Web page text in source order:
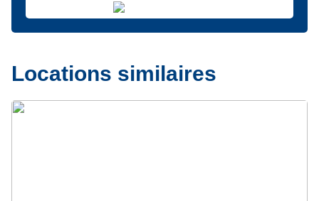
Locations similaires
Précédent
Suivant